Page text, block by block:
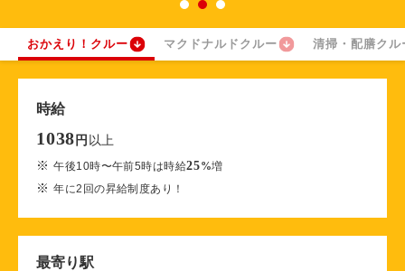
おかえり！クルー マクドナルドクルー 清掃・配膳クル
時給
1038 円 以上
※午後10時〜午前5時は時給25%増
※年に2回の昇給制度あり！
最寄り駅